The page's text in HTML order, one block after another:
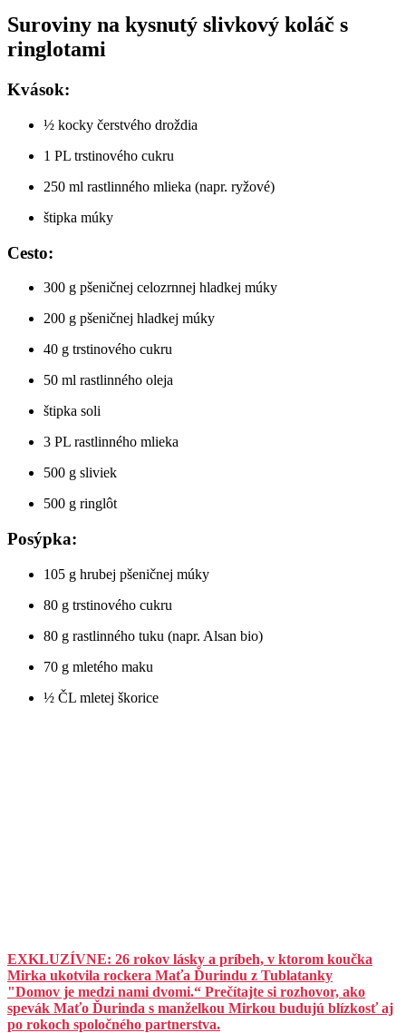
Suroviny na kysnutý slivkový koláč s
ringlotami
Kvások:
½ kocky čerstvého droždia
1 PL trstinového cukru
250 ml rastlinného mlieka (napr. ryžové)
štipka múky
Cesto:
300 g pšeničnej celozrnnej hladkej múky
200 g pšeničnej hladkej múky
40 g trstinového cukru
50 ml rastlinného oleja
štipka soli
3 PL rastlinného mlieka
500 g sliviek
500 g ringlôt
Posýpka:
105 g hrubej pšeničnej múky
80 g trstinového cukru
80 g rastlinného tuku (napr. Alsan bio)
70 g mletého maku
½ ČL mletej škorice
EXKLUZÍVNE: 26 rokov lásky a príbeh, v ktorom koučka
Mirka ukotvila rockera Maťa Ďurindu z Tublatanky
"Domov je medzi nami dvomi.“ Prečítajte si rozhovor, ako
spevák Maťo Ďurinda s manželkou Mirkou budujú blízkosť aj
po rokoch spoločného partnerstva.